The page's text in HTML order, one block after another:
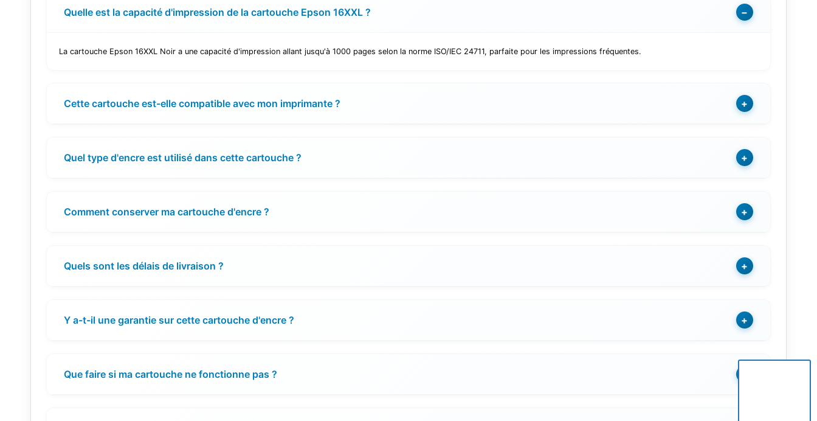
Quelle est la capacité d'impression de la cartouche Epson 16XXL ? −
La cartouche Epson 16XXL Noir a une capacité d'impression allant jusqu'à 1000 pages selon la norme ISO/IEC 24711, parfaite pour les impressions fréquentes.
Cette cartouche est-elle compatible avec mon imprimante ? +
Quel type d'encre est utilisé dans cette cartouche ? +
Comment conserver ma cartouche d'encre ? +
Quels sont les délais de livraison ? +
Y a-t-il une garantie sur cette cartouche d'encre ? +
Que faire si ma cartouche ne fonctionne pas ?